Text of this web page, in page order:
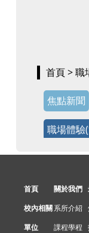
首頁
校內相關
單位
關於我們
系所介紹
課程學程